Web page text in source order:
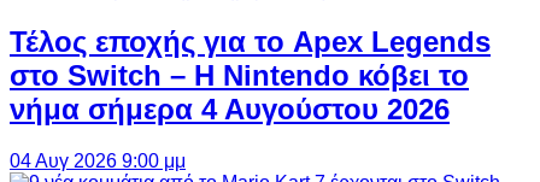
Τέλος εποχής για το Apex Legends
στο Switch – Η Nintendo κόβει το
νήμα σήμερα 4 Αυγούστου 2026
04 Αυγ 2026 9:00 μμ